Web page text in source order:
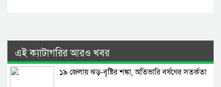
এই ক্যাটাগরির আরও খবর
১৯ জেলায় ঝড়-বৃষ্টির শঙ্কা, অতিভারি বর্ষণের সতর্কতা